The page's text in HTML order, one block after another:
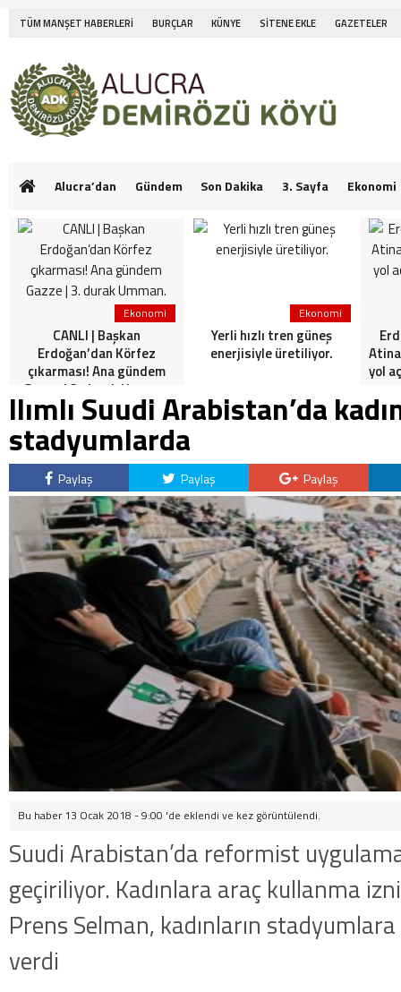
TÜM MANŞET HABERLERİ BURÇLAR KÜNYE SİTENE EKLE GAZETELER
Alucra’dan Gündem Son Dakika 3. Sayfa Ekonomi
Ekonomi
CANLI | Başkan
Erdoğan’dan Körfez
çıkarması! Ana gündem
Gazze | 3. durak Umman.
Ekonomi
Yerli hızlı tren güneş
enerjisiyle üretiliyor.
yol
Ilımlı Suudi Arabistan’da
stadyumlarda
Paylaş Paylaş Paylaş
Bu haber 13 Ocak 2018 - 9:00 'de eklendi ve kez görüntülendi.
Suudi Arabistan’da reformist
geçiriliyor. Kadınlara araç kullanma
Prens Selman, kadınların
verdi